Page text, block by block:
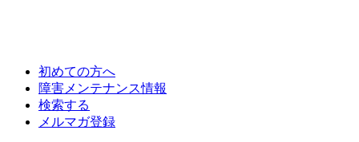
初めての方へ
障害メンテナンス情報
検索する
メルマガ登録